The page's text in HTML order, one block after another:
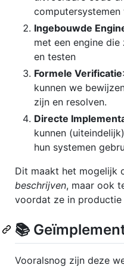
Ingebouwde
met een engine
en testen
Formele Verificatie
kunnen we
zijn en resolven.
Directe
kunnen
hun systemen
Dit maakt het mogelijk
beschrijven, maar ook
voordat ze in productie
📚
Vooralsnog zijn deze